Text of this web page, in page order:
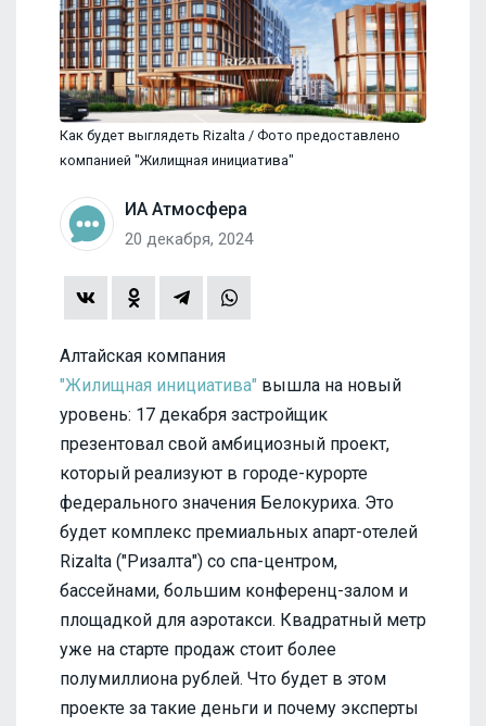
Как будет выглядеть Rizalta / Фото предоставлено
компанией "Жилищная инициатива"
ИА Атмосфера
20 декабря, 2024
Алтайская компания
"Жилищная инициатива" вышла на новый
уровень: 17 декабря застройщик
презентовал свой амбициозный проект,
который реализуют в городе-курорте
федерального значения Белокуриха. Это
будет комплекс премиальных апарт-отелей
Rizalta ("Ризалта") со спа-центром,
бассейнами, большим конференц-залом и
площадкой для аэротакси. Квадратный метр
уже на старте продаж стоит более
полумиллиона рублей. Что будет в этом
проекте за такие деньги и почему эксперты